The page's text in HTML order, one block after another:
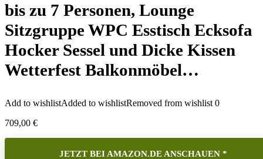
bis zu 7 Personen, Lounge
Sitzgruppe WPC Esstisch Ecksofa
Hocker Sessel und Dicke Kissen
Wetterfest Balkonmöbel…
Add to wishlistAdded to wishlistRemoved from wishlist 0
709,00 €
JETZT BEI AMAZON.DE ANSCHAUEN *